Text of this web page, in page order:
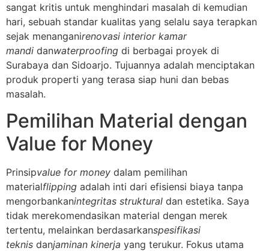
sangat kritis untuk menghindari masalah di kemudian
hari, sebuah standar kualitas yang selalu saya terapkan
sejak menanganirenovasi interior kamar
mandi danwaterproofing di berbagai proyek di
Surabaya dan Sidoarjo. Tujuannya adalah menciptakan
produk properti yang terasa siap huni dan bebas
masalah.
Pemilihan Material dengan
Value for Money
Prinsipvalue for money dalam pemilihan
materialflipping adalah inti dari efisiensi biaya tanpa
mengorbankanintegritas struktural dan estetika. Saya
tidak merekomendasikan material dengan merek
tertentu, melainkan berdasarkanspesifikasi
teknis danjaminan kinerja yang terukur. Fokus utama